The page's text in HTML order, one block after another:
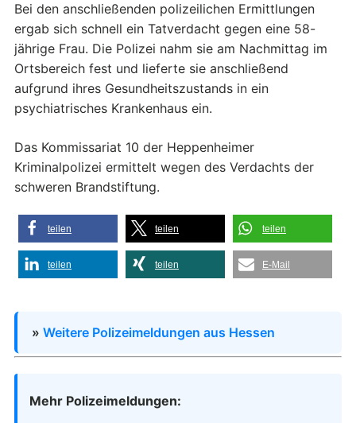
Bei den anschließenden polizeilichen Ermittlungen
ergab sich schnell ein Tatverdacht gegen eine 58-
jährige Frau. Die Polizei nahm sie am Nachmittag im
Ortsbereich fest und lieferte sie anschließend
aufgrund ihres Gesundheitszustands in ein
psychiatrisches Krankenhaus ein.
Das Kommissariat 10 der Heppenheimer
Kriminalpolizei ermittelt wegen des Verdachts der
schweren Brandstiftung.
teilen teilen teilen
teilen teilen E-Mail
» Weitere Polizeimeldungen aus Hessen
Mehr Polizeimeldungen: